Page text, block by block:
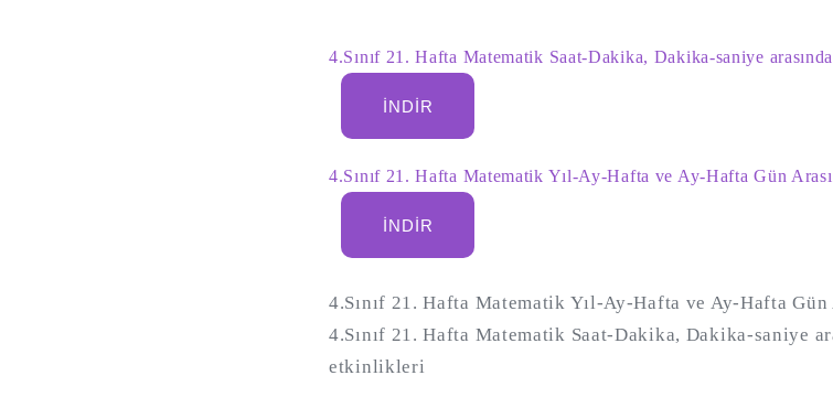
4.Sınıf 21. Hafta Matematik Saat-Dakika, Dakika-saniye
İNDIR
4.Sınıf 21. Hafta Matematik Yıl-Ay-Hafta ve Ay-Hafta Gün
İNDIR
4.Sınıf 21. Hafta Matematik Yıl-Ay-Hafta ve Ay-Hafta
4.Sınıf 21. Hafta Matematik Saat-Dakika, Dakika-saniye
etkinlikleri